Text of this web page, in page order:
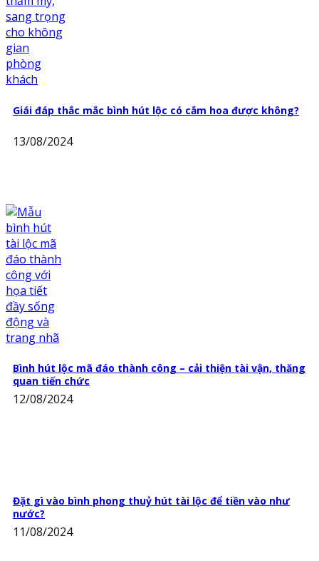
Giái đáp thắc mắc bình hút lộc có cắm hoa được không?
13/08/2024
Bình hút lộc mã đáo thành công – cải thiện tài vận, thăng
quan tiến chức
12/08/2024
Đặt gì vào bình phong thuỷ hút tài lộc để tiền vào như
nước?
11/08/2024